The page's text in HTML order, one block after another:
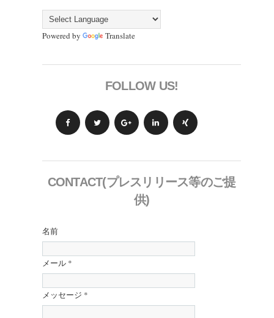
Powered by Translate
FOLLOW US!
CONTACT(プレスリリース等のご提
供)
名前
メール *
メッセージ *